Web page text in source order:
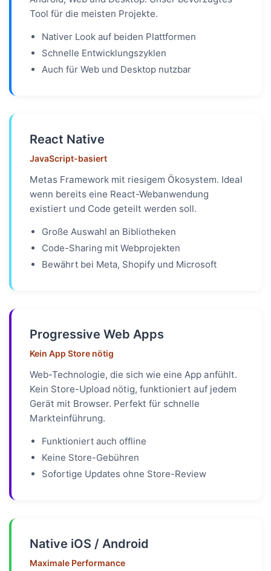
Tool für die meisten Projekte.
Nativer Look auf beiden Plattformen
Schnelle Entwicklungszyklen
Auch für Web und Desktop nutzbar
React Native
JavaScript-basiert
Metas Framework mit riesigem Ökosystem. Ideal
wenn bereits eine React-Webanwendung
existiert und Code geteilt werden soll.
Große Auswahl an Bibliotheken
Code-Sharing mit Webprojekten
Bewährt bei Meta, Shopify und Microsoft
Progressive Web Apps
Kein App Store nötig
Web-Technologie, die sich wie eine App anfühlt.
Kein Store-Upload nötig, funktioniert auf jedem
Gerät mit Browser. Perfekt für schnelle
Markteinführung.
Funktioniert auch offline
Keine Store-Gebühren
Sofortige Updates ohne Store-Review
Native iOS / Android
Maximale Performance